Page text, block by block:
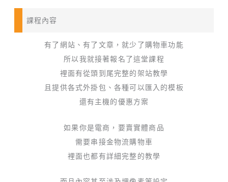
課程內容
有了網站、有了文章，就少了購物車功能
所以我就接著報名了這堂課程
裡面有從頭到尾完整的架站教學
且提供各式外掛包、各種可以匯入的模板
還有主機的優惠方案
如果你是電商，要賣實體商品
需要串接金物流購物車
裡面也都有詳細完整的教學